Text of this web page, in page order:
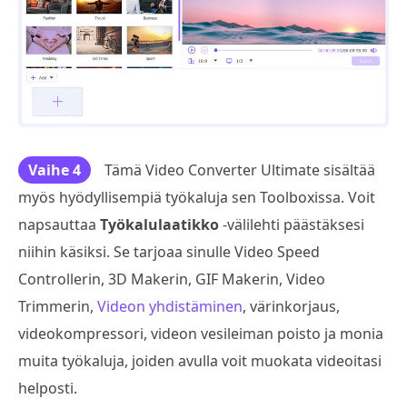
Vaihe 4
Tämä Video Converter Ultimate sisältää
myös hyödyllisempiä työkaluja sen Toolboxissa. Voit
napsauttaa Työkalulaatikko-välilehti päästäksesi
niihin käsiksi. Se tarjoaa sinulle Video Speed
Controllerin, 3D Makerin, GIF Makerin, Video
Trimmerin, Videon yhdistäminen, värinkorjaus,
videokompressori, videon vesileiman poisto ja monia
muita työkaluja, joiden avulla voit muokata videoitasi
helposti.